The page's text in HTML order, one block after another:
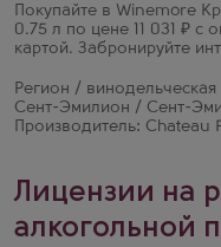
Покупайте в Winemore
0.75 л по цене 11 031 ₽ с
картой. Забронируйте
Регион /
Сент-Эмилион / Сент-
Производитель:
Лицензии на
алкогольной